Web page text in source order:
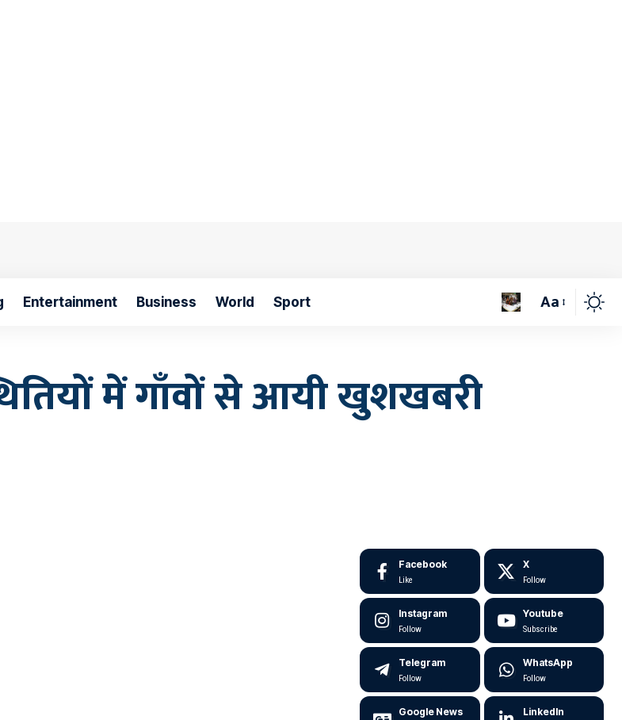
Entertainment Business World Sport Aa
में गाँवों से आयी खुशखबरी
Facebook
Like
X
Follow
Instagram
Follow
Youtube
Subscribe
Telegram
Follow
WhatsApp
Follow
Google News LinkedIn